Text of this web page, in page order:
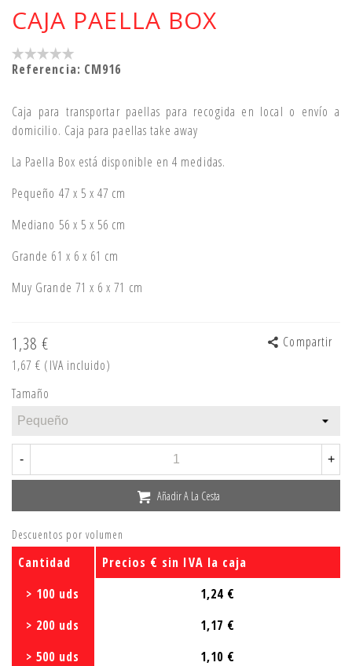
CAJA PAELLA BOX
Referencia: CM916
Caja para transportar paellas para recogida en local o envío a
domicilio. Caja para paellas take away
La Paella Box está disponible en 4 medidas.
Pequeño 47 x 5 x 47 cm
Mediano 56 x 5 x 56 cm
Grande 61 x 6 x 61 cm
Muy Grande 71 x 6 x 71 cm
1,38 €
1,67 € (IVA incluido)
Compartir
Tamaño
- +
Añadir A La Cesta
Descuentos por volumen
Cantidad
Precios € sin IVA la caja
> 100 uds
1,24 €
> 200 uds
1,17 €
> 500 uds
1,10 €